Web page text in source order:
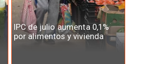
IPC de julio aumenta 0,1%
por alimentos y vivienda